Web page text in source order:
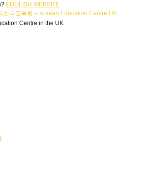
ENGLISH WEBSITE
Centre in the UK